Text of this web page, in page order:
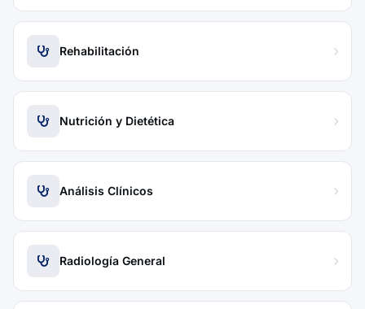
Rehabilitación
Nutrición y Dietética
Análisis Clínicos
Radiología General